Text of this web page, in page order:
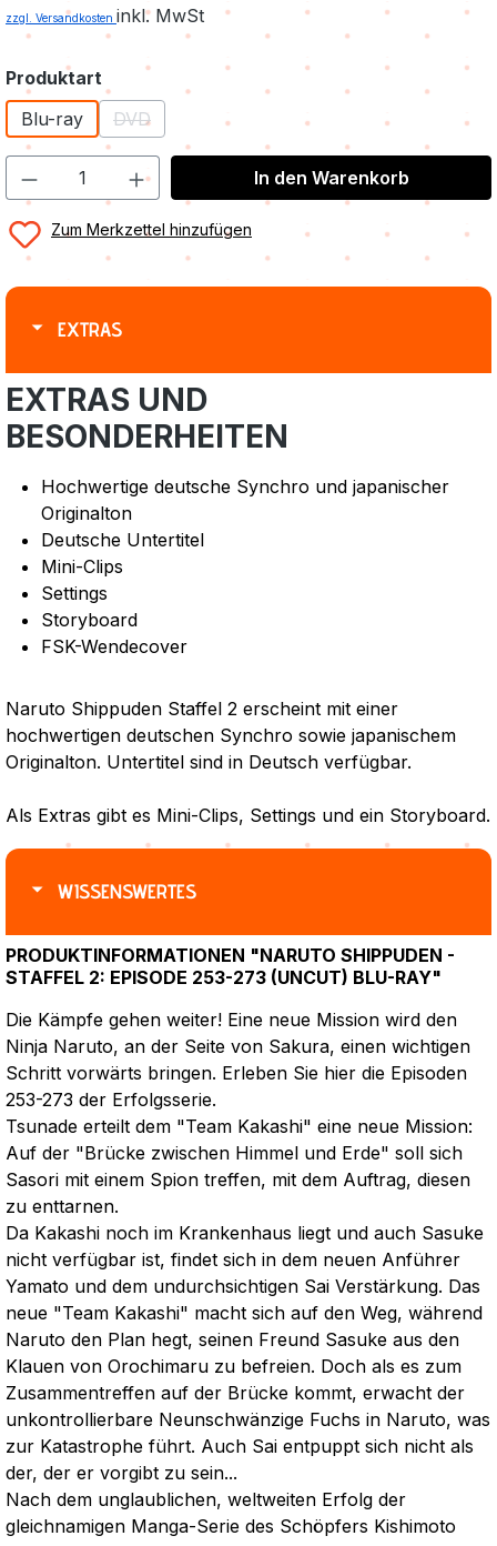
zzgl. Versandkosten inkl. MwSt
Produktart auswählen
Blu-ray
DVD
(Diese Option ist zurzeit nicht verfügbar.)
In den Warenkorb
Zum Merkzettel hinzufügen
EXTRAS
EXTRAS UND
BESONDERHEITEN
Hochwertige deutsche Synchro und japanischer
Originalton
Deutsche Untertitel
Mini-Clips
Settings
Storyboard
FSK-Wendecover
Naruto Shippuden Staffel 2 erscheint mit einer
hochwertigen deutschen Synchro sowie japanischem
Originalton. Untertitel sind in Deutsch verfügbar.
Als Extras gibt es Mini-Clips, Settings und ein Storyboard.
WISSENSWERTES
PRODUKTINFORMATIONEN "NARUTO SHIPPUDEN -
STAFFEL 2: EPISODE 253-273 (UNCUT) BLU-RAY"
Die Kämpfe gehen weiter! Eine neue Mission wird den
Ninja Naruto, an der Seite von Sakura, einen wichtigen
Schritt vorwärts bringen. Erleben Sie hier die Episoden
253-273 der Erfolgsserie.
Tsunade erteilt dem "Team Kakashi" eine neue Mission:
Auf der "Brücke zwischen Himmel und Erde" soll sich
Sasori mit einem Spion treffen, mit dem Auftrag, diesen
zu enttarnen.
Da Kakashi noch im Krankenhaus liegt und auch Sasuke
nicht verfügbar ist, findet sich in dem neuen Anführer
Yamato und dem undurchsichtigen Sai Verstärkung. Das
neue "Team Kakashi" macht sich auf den Weg, während
Naruto den Plan hegt, seinen Freund Sasuke aus den
Klauen von Orochimaru zu befreien. Doch als es zum
Zusammentreffen auf der Brücke kommt, erwacht der
unkontrollierbare Neunschwänzige Fuchs in Naruto, was
zur Katastrophe führt. Auch Sai entpuppt sich nicht als
der, der er vorgibt zu sein...
Nach dem unglaublichen, weltweiten Erfolg der
gleichnamigen Manga-Serie des Schöpfers Kishimoto